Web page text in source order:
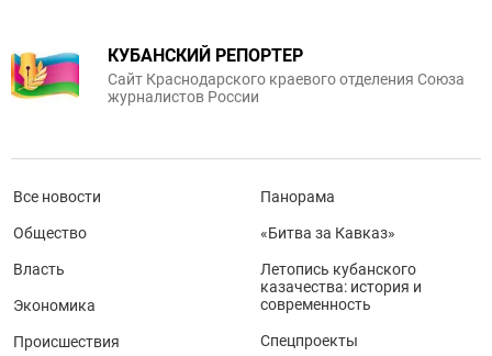
КУБАНСКИЙ РЕПОРТЕР
Сайт Краснодарского краевого отделения Союза
журналистов России
Все новости
Общество
Власть
Экономика
Происшествия
Панорама
«Битва за Кавказ»
Летопись кубанского
казачества: история и
современность
Спецпроекты